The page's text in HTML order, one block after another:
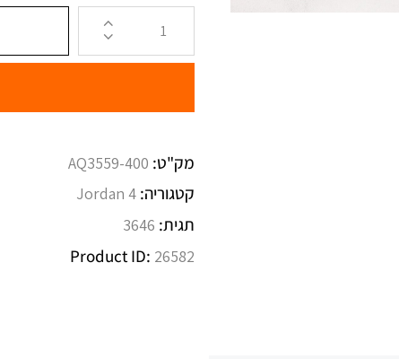
מק"ט: AQ3559-400
קטגוריה: Jordan 4
תגית: 3646
Product ID: 26582